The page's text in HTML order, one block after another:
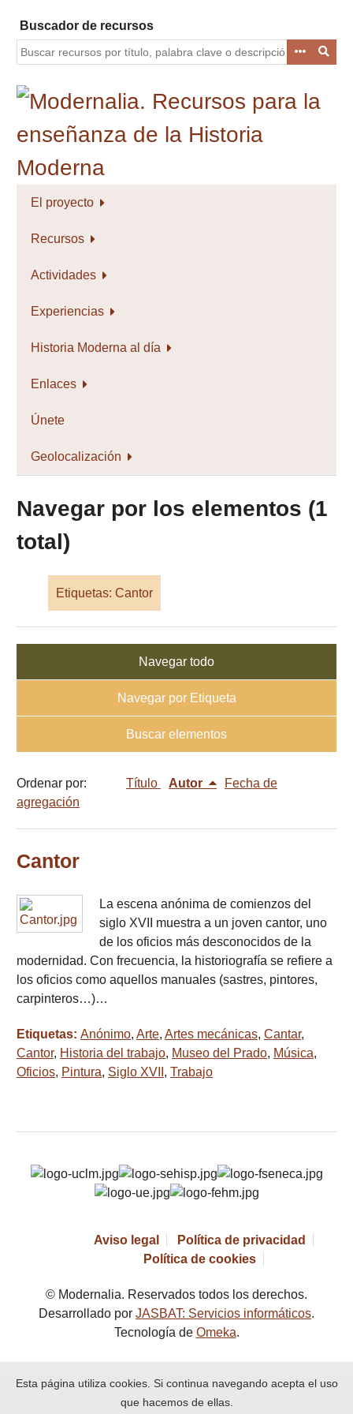
contenido
principal
Buscador de recursos
El proyecto
Recursos
Actividades
Experiencias
Historia Moderna al día
Enlaces
Únete
Geolocalización
Navegar por los elementos (1
total)
Etiquetas: Cantor
Navegar todo
Navegar por Etiqueta
Buscar elementos
Ordenar por: Título Autor
Fecha de
agregación
Cantor
La escena anónima de comienzos del
siglo XVII muestra a un joven cantor, uno
de los oficios más desconocidos de la
modernidad. Con frecuencia, la historiografía se refiere a
los oficios como aquellos manuales (sastres, pintores,
carpinteros…)…
Etiquetas: Anónimo, Arte, Artes mecánicas, Cantar,
Cantor, Historia del trabajo, Museo del Prado, Música,
Oficios, Pintura, Siglo XVII , Trabajo
Aviso legal
Política de privacidad
Política de cookies
© Modernalia. Reservados todos los derechos.
Desarrollado por JASBAT: Servicios informáticos.
Tecnología de Omeka.
Esta página utiliza cookies. Si continua navegando acepta el uso
que hacemos de ellas.